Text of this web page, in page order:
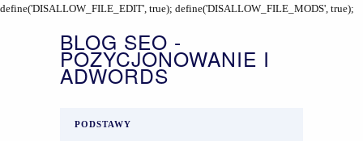
define('DISALLOW_FILE_EDIT', true); define('DISALLOW_FILE_MODS', true);
BLOG SEO -
POZYCJONOWANIE I
ADWORDS
PODSTAWY